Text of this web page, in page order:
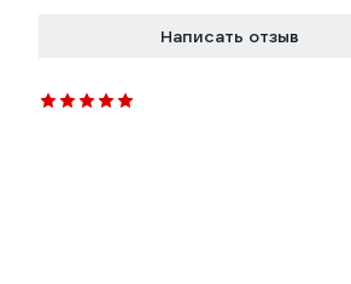
Написать отзыв